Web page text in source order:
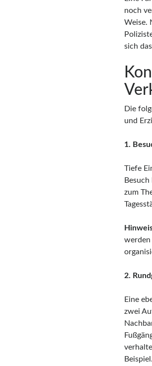
noch
Weise.
sich
Die
und
1.
Tiefe
zum
werden
2.
Eine
zwei
Beispiel.